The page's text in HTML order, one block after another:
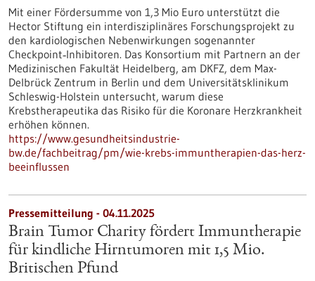
Mit einer Fördersumme von 1,3 Mio Euro unterstützt die
Hector Stiftung ein interdisziplinäres Forschungsprojekt zu
den kardiologischen Nebenwirkungen sogenannter
Checkpoint‑Inhibitoren. Das Konsortium mit Partnern an der
Medizinischen Fakultät Heidelberg, am DKFZ, dem Max-
Delbrück Zentrum in Berlin und dem Universitätsklinikum
Schleswig-Holstein untersucht, warum diese
Krebstherapeutika das Risiko für die Koronare Herzkrankheit
erhöhen können.
https://www.gesundheitsindustrie-
bw.de/fachbeitrag/pm/wie-krebs-immuntherapien-das-herz-
beeinflussen
Pressemitteilung - 04.11.2025
Brain Tumor Charity fördert Immuntherapie
für kindliche Hirntumoren mit 1,5 Mio.
Britischen Pfund